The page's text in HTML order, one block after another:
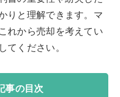
りと理解できます。マ
れから売却を考えてい
てください。
事の目次